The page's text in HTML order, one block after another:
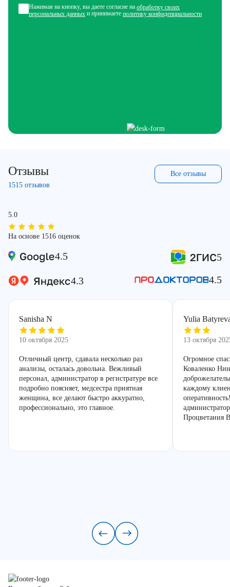
Нажимая на кнопку, вы даете согласие на обработку своих
персональных данных и принимаете политику конфиденциальности
Отзывы
1515 отзывов
Все отзывы
5.0
На основе 1516 оценок
4.5 5
4.3 4.5
Sanisha N
10 октября 2025
Отличный центр, сдавала несколько раз
анализы, осталась довольна. Вежливый
персонал, администратор в регистратуре все
подробно поясняет, медсестра приятная
женщина, все делают быстро аккуратно,
профессионально, это главное.
Yulia
13 октября
Огромное
Коваленко
каждому